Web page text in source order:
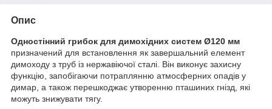
Опис
Одностінний грибок для димохідних систем Ø120 мм
призначений для встановлення як завершальний елемент
димоходу з труб із нержавіючої сталі. Він виконує захисну
функцію, запобігаючи потраплянню атмосферних опадів у
димар, а також перешкоджає утворенню пташиних гнізд, які
можуть знижувати тягу.